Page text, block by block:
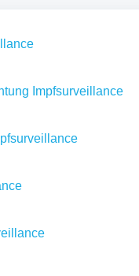
Impfsurveillance